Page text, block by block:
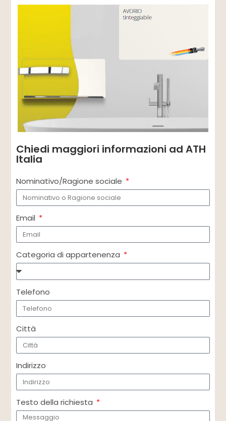
Chiedi maggiori informazioni ad ATH
Italia
Nominativo/Ragione sociale
Email
Categoria di appartenenza
Telefono
Città
Indirizzo
Testo della richiesta